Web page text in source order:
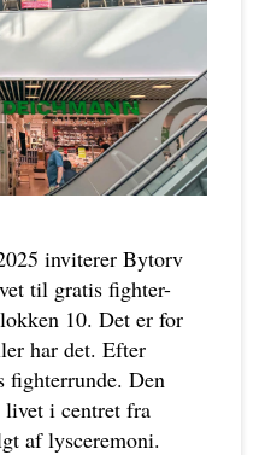
inviterer Bytorv
til gratis fighter-
10. Det er for
har det. Efter
fighterrunde. Den
i centret fra
af lysceremoni.